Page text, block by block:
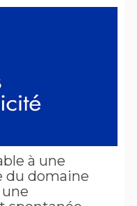
à une
du domaine